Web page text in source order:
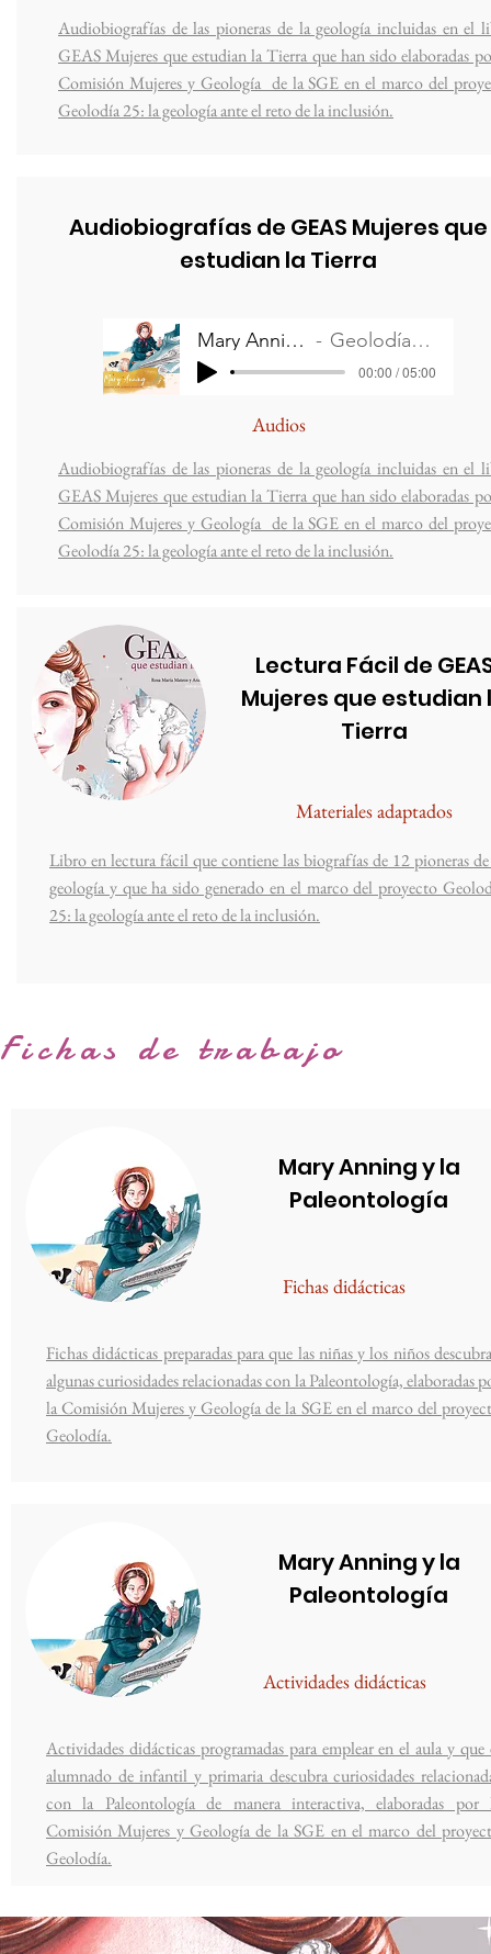
Audiobiografías de las pioneras de la geología incluidas en el
GEAS Mujeres que estudian la Tierra que han sido elaboradas
Comisión Mujeres y Geología de la SGE en el marco del
Geolodía 25: la geología ante el reto de la inclusión.
Audiobiografías de GEAS Mujeres que
estudian la Tierra
Mary Anning Geolodía 25
00:00 / 05:00
Audios
Audiobiografías de las pioneras de la geología incluidas en el
GEAS Mujeres que estudian la Tierra que han sido elaboradas
Comisión Mujeres y Geología de la SGE en el marco del
Geolodía 25: la geología ante el reto de la inclusión.
Lectura Fácil de
Mujeres que estudian
Tierra
Materiales adaptados
Libro en lectura fácil que contiene las biografías de 12 pioneras
geología y que ha sido generado en el marco del proyecto
25: la geología ante el reto de la inclusión.
Fichas de trabajo
Mary Anning y la
Paleontología
Fichas didácticas
Fichas didácticas preparadas para que las niñas y los niños
algunas curiosidades relacionadas con la Paleontología, elaboradas
la Comisión Mujeres y Geología de la SGE en el marco del
Geolodía.
Mary Anning y la
Paleontología
Actividades didácticas
Actividades didácticas programadas para emplear en el aula y que
alumnado de infantil y primaria descubra curiosidades
con la Paleontología de manera interactiva, elaboradas por
Comisión Mujeres y Geología de la SGE en el marco del
Geolodía.